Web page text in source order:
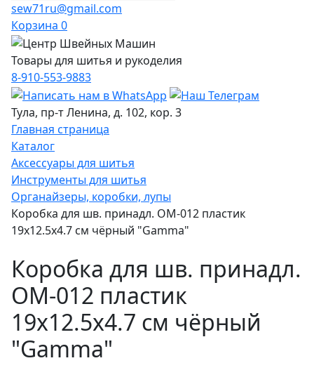
sew71ru@gmail.com
Корзина 0
Товары для шитья и рукоделия
8-910-553-9883
Тула, пр-т Ленина, д. 102, кор. 3
Главная страница
Каталог
Аксессуары для шитья
Инструменты для шитья
Органайзеры, коробки, лупы
Коробка для шв. принадл. OM-012 пластик
19x12.5x4.7 см чёрный "Gamma"
Коробка для шв. принадл.
OM-012 пластик
19x12.5x4.7 см чёрный
"Gamma"